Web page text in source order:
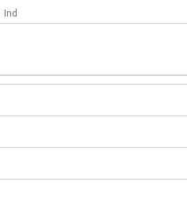
Ind